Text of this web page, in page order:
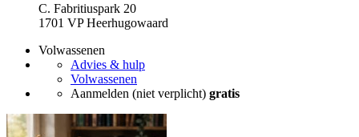
C. Fabritiuspark 20
1701 VP Heerhugowaard
Volwassenen
Advies & hulp
Volwassenen
Aanmelden (niet verplicht) gratis